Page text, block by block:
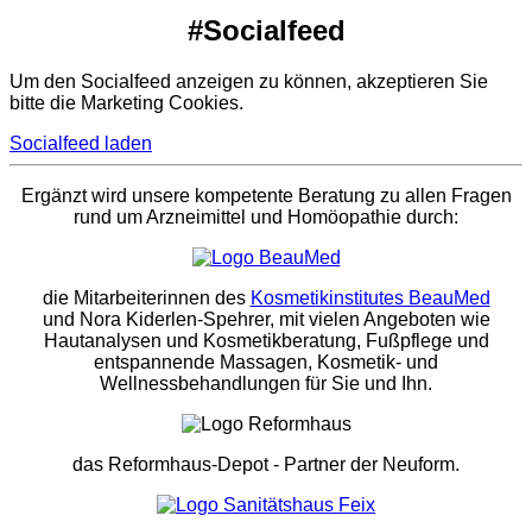
#Socialfeed
Um den Socialfeed anzeigen zu können, akzeptieren Sie
bitte die Marketing Cookies.
Socialfeed laden
Ergänzt wird unsere kompetente Beratung zu allen Fragen
rund um Arzneimittel und Homöopathie durch:
die Mitarbeiterinnen des Kosmetikinstitutes BeauMed
und Nora Kiderlen-Spehrer, mit vielen Angeboten wie
Hautanalysen und Kosmetikberatung, Fußpflege und
entspannende Massagen, Kosmetik- und
Wellnessbehandlungen für Sie und Ihn.
das Reformhaus-Depot- Partner der Neuform.